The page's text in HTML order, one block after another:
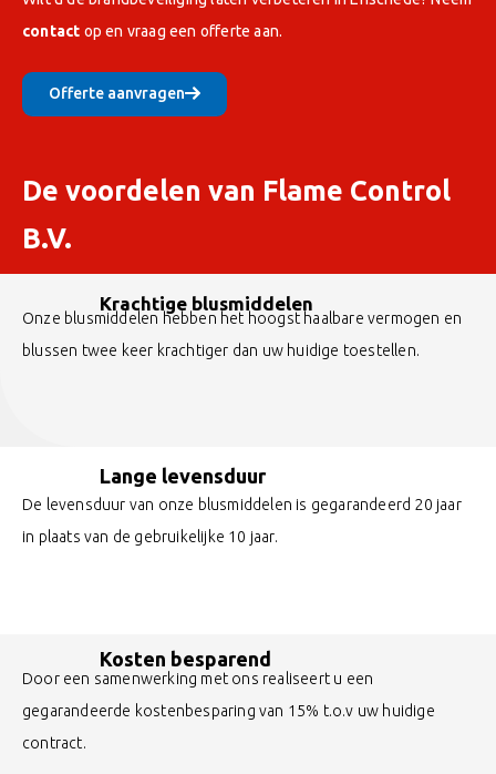
contact op en vraag een offerte aan.
Offerte aanvragen
De voordelen van Flame Control
B.V.
Krachtige blusmiddelen
Onze blusmiddelen hebben het hoogst haalbare vermogen en
blussen twee keer krachtiger dan uw huidige toestellen.
Lange levensduur
De levensduur van onze blusmiddelen is gegarandeerd 20 jaar
in plaats van de gebruikelijke 10 jaar.
Kosten besparend
Door een samenwerking met ons realiseert u een
gegarandeerde kostenbesparing van 15% t.o.v uw huidige
contract.